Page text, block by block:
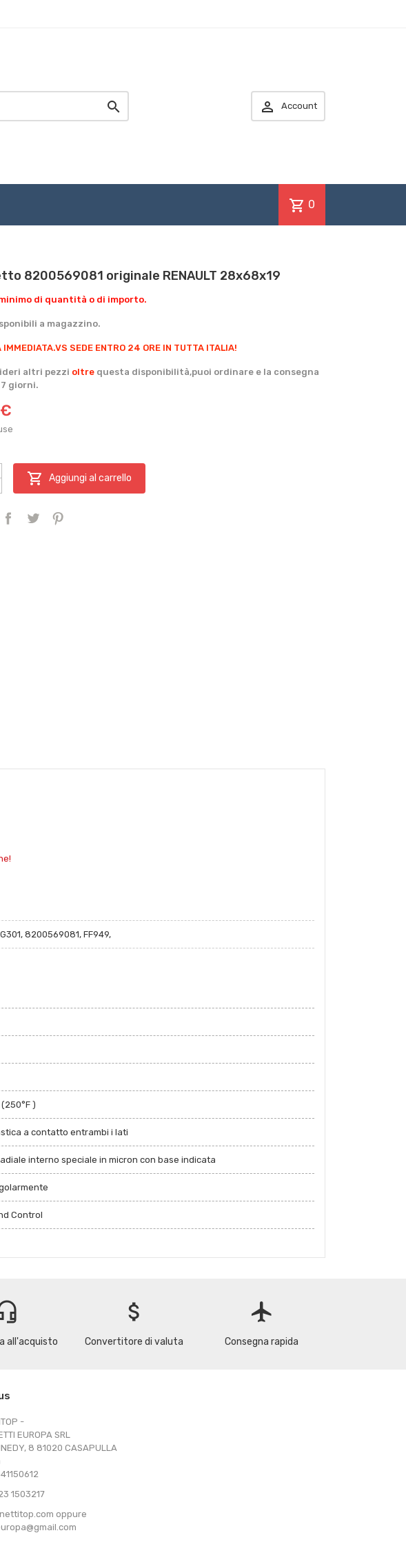
  Account
shopping_cart 0
8200569081 originale RENAULT 28x68x19
minimo di quantità o di importo.
a magazzino.
IMMEDIATA.VS SEDE ENTRO 24 ORE IN TUTTA ITALIA!
altri pezzi oltre questa disponibilità,puoi ordinare e la consegna
giorni.
 Aggiungi al carrello
8200569081, FF949,
)
a contatto entrambi i lati
interno speciale in micron con base indicata
Control
all'acquisto
attach_money
Convertitore di valuta
flight
Consegna rapida
-
EUROPA SRL
8 81020 CASAPULLA
1503217
oppure